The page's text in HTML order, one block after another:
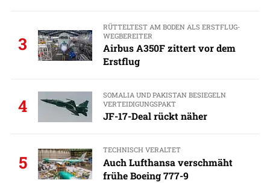
3
RÜTTELTEST AM BODEN ALS ERSTFLUG-
WEGBEREITER
Airbus A350F zittert vor dem
Erstflug
4
SOMALIA UND PAKISTAN BESIEGELN
VERTEIDIGUNGSPAKT
JF-17-Deal rückt näher
5
TECHNISCH VERALTET
Auch Lufthansa verschmäht
frühe Boeing 777-9